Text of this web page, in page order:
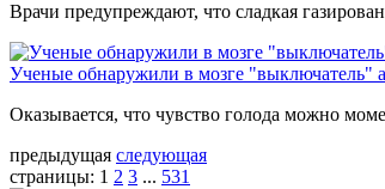
Врачи предупреждают, что сладкая
Ученые обнаружили в мозге "выключатель"
Оказывается, что чувство голода можно
предыдущая следующая
страницы: 1 2 3 ... 531